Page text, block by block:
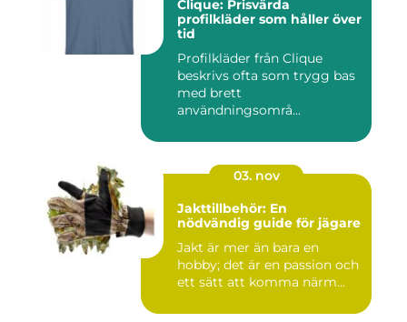
Clique: Prisvärda
profilkläder som håller över
tid
Profilkläder från Clique
beskrivs ofta som trygg bas
med brett
användningsområ...
03. nov
Jakttillbehör: En
nödvändig guide för jägare
Jakt är mer än bara en
hobby; det är en passion och
ett sätt att komma närm...